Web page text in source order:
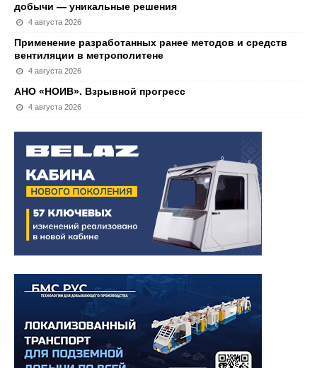
добычи — уникальные решения
4 августа 2026
Применение разработанных ранее методов и средств
вентиляции в метрополитене
4 августа 2026
АНО «НОИВ». Взрывной прогресс
4 августа 2026